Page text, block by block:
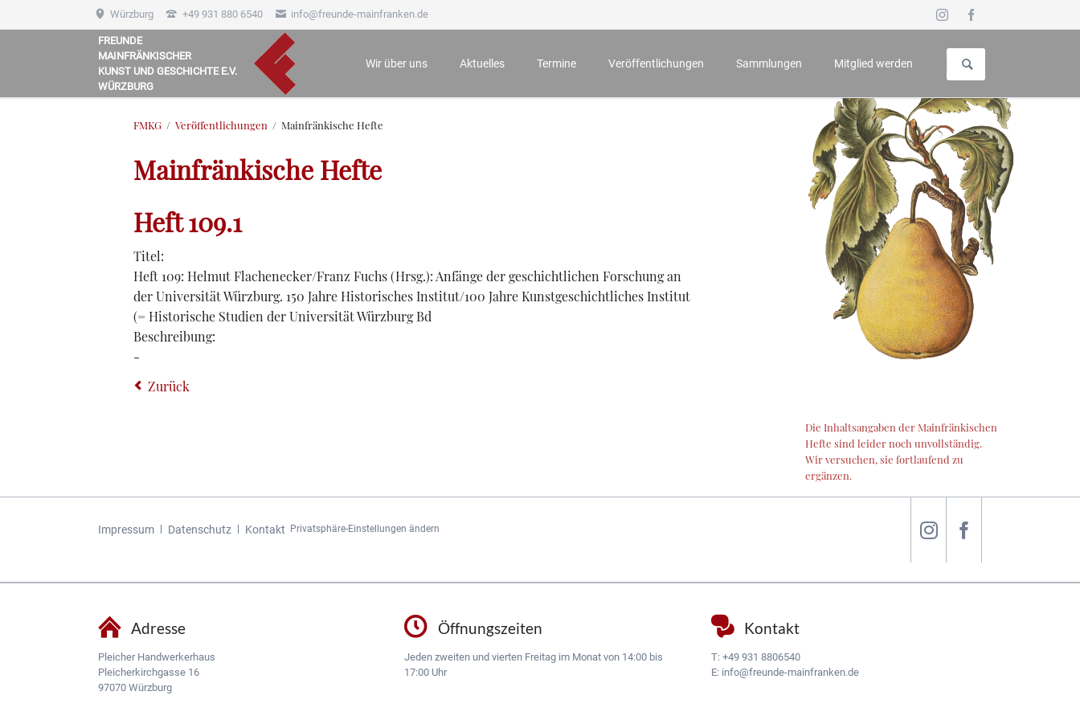
Würzburg +49 931 880 6540 info@freunde-mainfranken.de
FREUNDE
MAINFRÄNKISCHER
KUNST UND GESCHICHTE E.V.
WÜRZBURG
überspringen
Wir über uns
Unsere Ehrenmitglieder
Aktuelles Termine Veröffentlichungen
Mainfränkisches Jahrbuch für Geschichte und Kunst
Sammlungen Mitglied werden
FMKG Veröffentlichungen Mainfränkische Hefte
Mainfränkische Hefte
Heft 109.1
Titel:
Heft 109: Helmut Flachenecker/Franz Fuchs (Hrsg.): Anfänge der geschichtlichen Forschung an
der Universität Würzburg. 150 Jahre Historisches Institut/100 Jahre Kunstgeschichtliches Institut
(= Historische Studien der Universität Würzburg Bd
Beschreibung:
-
Zurück
Die Inhaltsangaben der Mainfränkischen
Hefte sind leider noch unvollständig.
Wir versuchen, sie fortlaufend zu
ergänzen.
Navigation
Impressum Datenschutz Kontakt Privatsphäre-Einstellungen ändern
Adresse
Pleicher Handwerkerhaus
Pleicherkirchgasse 16
97070 Würzburg
Öffnungszeiten
Jeden zweiten und vierten Freitag im Monat von 14:00 bis
17:00 Uhr
Kontakt
T: +49 931 8806540
E: info@freunde-mainfranken.de